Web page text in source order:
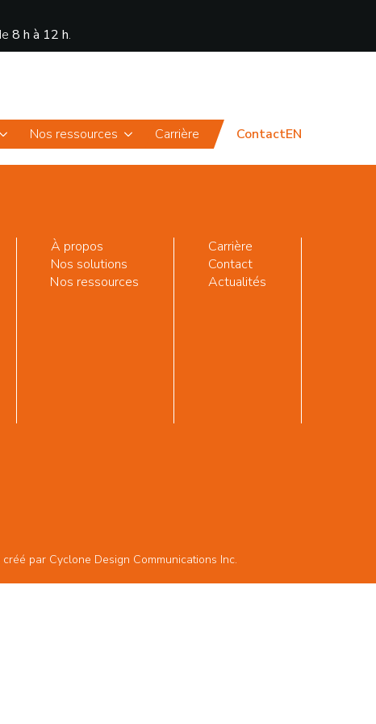
8 h à 12 h.
Nos ressources Carrière ContactEN
À propos
Nos solutions
Nos ressources
Carrière
Contact
Actualités
créé par Cyclone Design Communications Inc.